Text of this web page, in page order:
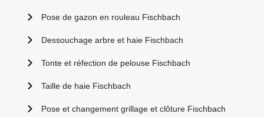
Pose de gazon en rouleau Fischbach
Dessouchage arbre et haie Fischbach
Tonte et réfection de pelouse Fischbach
Taille de haie Fischbach
Pose et changement grillage et clôture Fischbach